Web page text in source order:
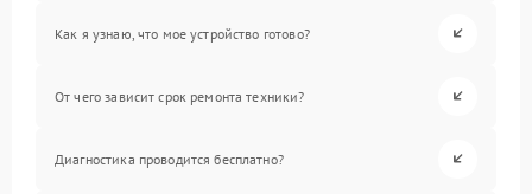
Как я узнаю, что мое устройство готово?
От чего зависит срок ремонта техники?
Диагностика проводится бесплатно?